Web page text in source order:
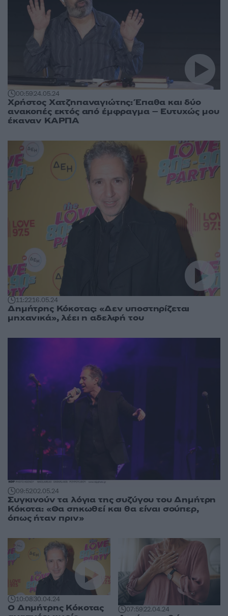
00:5924.05.24
Χρήστος Χατζηπαναγιώτης: Έπαθα και δύο
ανακοπές εκτός από έμφραγμα – Ευτυχώς μου
έκαναν ΚΑΡΠΑ
11:2216.05.24
Δημήτρης Κόκοτας: «Δεν υποστηρίζεται
μηχανικά», λέει η αδελφή του
09:5202.05.24
Συγκινούν τα λόγια της συζύγου του Δημήτρη
Κόκοτα: «Θα σηκωθεί και θα είναι σούπερ,
όπως ήταν πριν»
10:0830.04.24
Ο Δημήτρης Κόκοτας
07:5922.04.24